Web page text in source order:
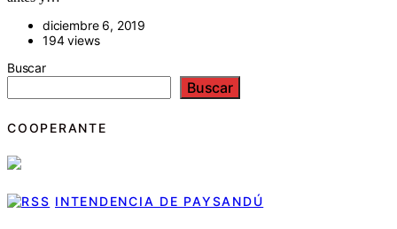
diciembre 6, 2019
194 views
Buscar
Buscar
COOPERANTE
INTENDENCIA DE PAYSANDÚ